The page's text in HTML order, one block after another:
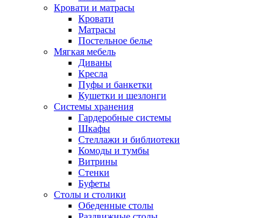
Кровати и матрасы
Кровати
Матрасы
Постельное белье
Мягкая мебель
Диваны
Кресла
Пуфы и банкетки
Кушетки и шезлонги
Системы хранения
Гардеробные системы
Шкафы
Стеллажи и библиотеки
Комоды и тумбы
Витрины
Стенки
Буфеты
Столы и столики
Обеденные столы